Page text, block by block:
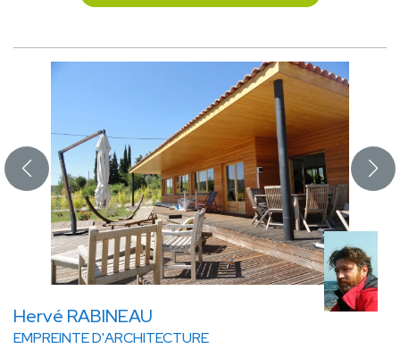
Hervé RABINEAU
EMPREINTE D'ARCHITECTURE